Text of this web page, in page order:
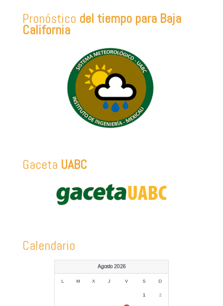
Pronóstico del tiempo para Baja
California
Gaceta UABC
Calendario
Agosto 2026
L M X J V S D
1 2